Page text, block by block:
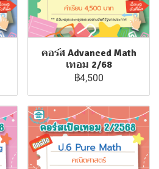
คอร์ส Advanced Math
เทอม 2/68
฿4,500